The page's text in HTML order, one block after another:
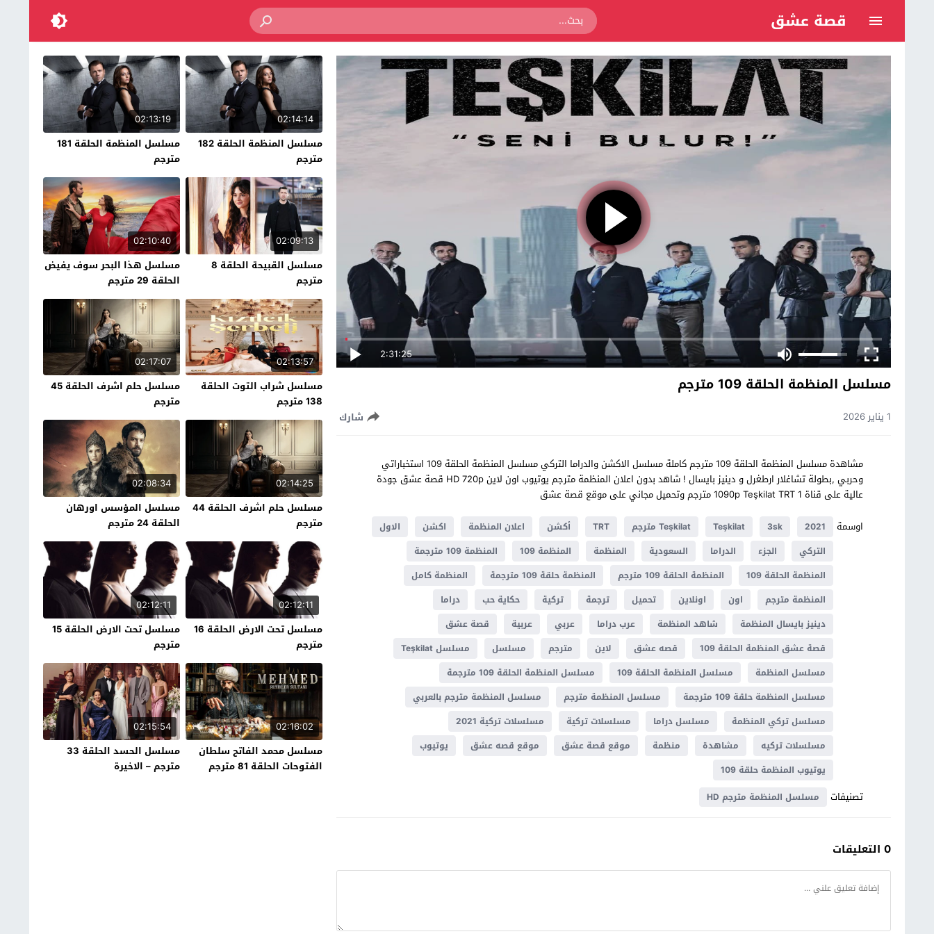
قصة عشق
2:31:25
مسلسل المنظمة الحلقة 109 مترجم
1 يناير 2026 شارك
مشاهدة مسلسل المنظمة الحلقة 109 مترجم كاملة مسلسل الاكشن والدراما التركي مسلسل المنظمة الحلقة 109 استخباراتي
وحربي ,بطولة تشاغلار ارطغرل و دينيز بايسال ! شاهد بدون اعلان المنظمة مترجم يوتيوب اون لاين HD 720p قصة عشق جودة
عالية على قناة 1090p Teşkilat TRT 1 مترجم وتحميل مجاني على موقع قصة عشق
اوسمة
2021
3sk
Teşkilat Teşkilat مترجم TRT أكشن اعلان المنظمة اكشن
الاول
التركي
الجزء الدراما السعودية المنظمة المنظمة 109
المنظمة 109 مترجمة
المنظمة الحلقة 109
المنظمة الحلقة 109 مترجم المنظمة حلقة 109 مترجمة
المنظمة كامل
المنظمة مترجم
اون اونلاين تحميل ترجمة تركية حكاية حب
دراما
دينيز بايسال المنظمة
شاهد المنظمة عرب دراما عربي عربية
قصة عشق
قصة عشق المنظمة الحلقة 109
قصه عشق لاين مترجم مسلسل
مسلسل Teşkilat
مسلسل المنظمة
مسلسل المنظمة الحلقة 109
مسلسل المنظمة الحلقة 109 مترجمة
مسلسل المنظمة حلقة 109 مترجمة
مسلسل المنظمة مترجم
مسلسل المنظمة مترجم بالعربي
مسلسل تركي المنظمة
مسلسل دراما مسلسلات تركية
مسلسلات تركية 2021
مسلسلات تركيه
مشاهدة منظمة موقع قصة عشق موقع قصه عشق
يوتيوب
يوتيوب المنظمة حلقة 109
تصنيفات مسلسل المنظمة مترجم HD
0 التعليقات
02:14:14
مسلسل المنظمة الحلقة 182
مترجم
02:13:19
مسلسل المنظمة الحلقة 181
مترجم
02:09:13
مسلسل القبيحة الحلقة 8
مترجم
02:10:40
مسلسل هذا البحر سوف يفيض
الحلقة 29 مترجم
02:13:57
مسلسل شراب التوت الحلقة
138 مترجم
02:17:07
مسلسل حلم اشرف الحلقة 45
مترجم
02:14:25
مسلسل حلم اشرف الحلقة 44
مترجم
02:08:34
مسلسل المؤسس اورهان
الحلقة 24 مترجم
02:12:11
مسلسل تحت الارض الحلقة 16
مترجم
02:12:11
مسلسل تحت الارض الحلقة 15
مترجم
02:16:02
مسلسل محمد الفاتح سلطان
الفتوحات الحلقة 81 مترجم
02:15:54
مسلسل الحسد الحلقة 33
مترجم – الاخيرة